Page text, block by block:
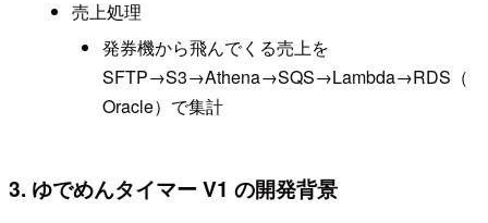
売上処理
発券機から飛んでくる売上を
SFTP→S3→Athena→SQS→Lambda→RDS（
Oracle）で集計
3. ゆでめんタイマー V1 の開発背景